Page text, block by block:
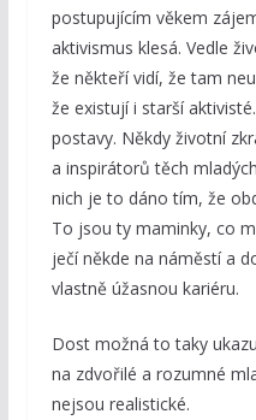
postupujícím věkem
aktivismus klesá. Vedle
že někteří vidí, že tam
že existují i starší
postavy. Někdy životní
a inspirátorů těch
nich je to dáno tím, že
To jsou ty maminky, co
ječí někde na náměstí a
vlastně úžasnou kariéru.
Dost možná to taky
na zdvořilé a rozumné
nejsou realistické.